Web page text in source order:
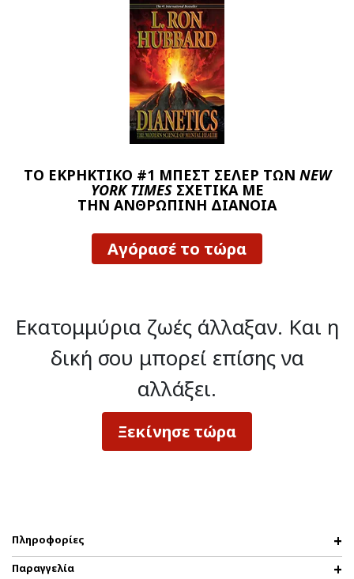
ΤΟ ΕΚΡΗΚΤΙΚΟ #1 ΜΠΕΣΤ ΣΕΛΕΡ ΤΩΝ NEW
YORK TIMESΣΧΕΤΙΚΑ ΜΕ
ΤΗΝ ΑΝΘΡΩΠΙΝΗ ΔΙΑΝΟΙΑ
Αγόρασέ το τώρα
Εκατομμύρια ζωές άλλαξαν. Και η
δική σου μπορεί επίσης να
αλλάξει.
Ξεκίνησε τώρα
Πληροφορίες
Παραγγελία